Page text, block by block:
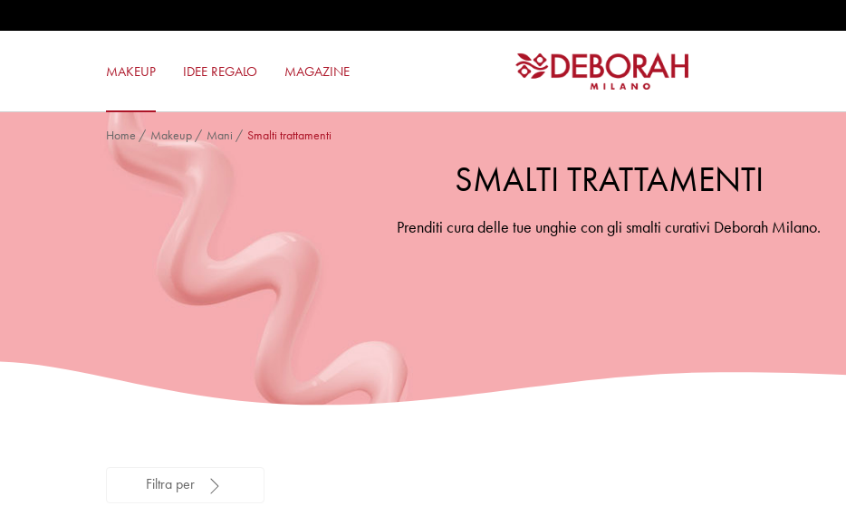
MAKEUP IDEE REGALO MAGAZINE
ROSSETTO MILANO RED
Home / Makeup/ Mani / Smalti trattamenti
SMALTI TRATTAMENTI
Prenditi cura delle tue unghie con gli smalti curativi Deborah Milano.
Filtra per